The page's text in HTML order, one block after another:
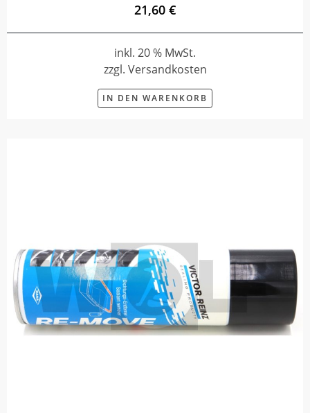
21,60 €
inkl. 20 % MwSt.
zzgl. Versandkosten
IN DEN WARENKORB